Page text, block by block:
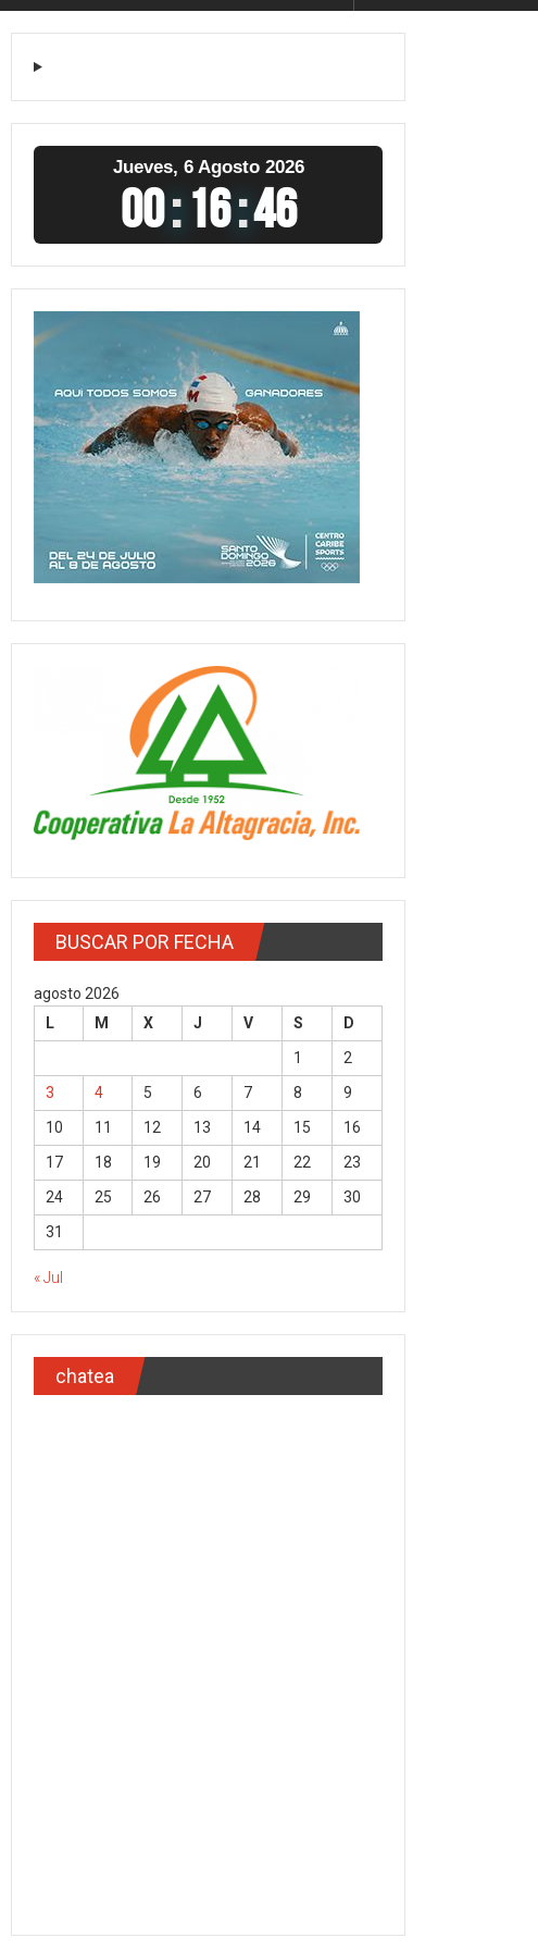
Jueves, 6 Agosto 2026
00:16:47
BUSCAR POR FECHA
agosto 2026
L
M X J V S
D
1
2
3
4 5 6 7 8
9
10
11 12 13 14 15
16
17
18 19 20 21 22
23
24
25 26 27 28 29
30
31
« Jul
chatea